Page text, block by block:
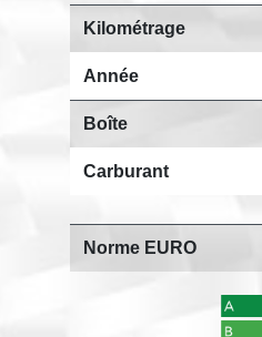
Kilométrage
Année
Boîte
Carburant
Norme EURO